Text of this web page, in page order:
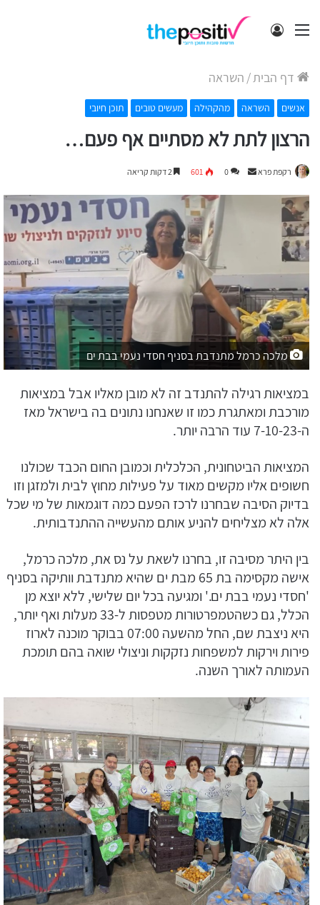
תפריט התחבר
דף הבית/ השראה
אנשים השראה מהקהילה מעשים טובים תוכן חיובי
הרצון לתת לא מסתיים אף פעם…
רקפת פרא
Send
0
601
מלכה כרמל מתנדבת בסניף חסדי נעמי בבת ים
במציאות רגילה להתנדב זה לא מובן מאליו אבל במציאות
מורכבת ומאתגרת כמו זו שאנחנו נתונים בה בישראל מאז
ה-7-10-23 עוד הרבה יותר.
המציאות הביטחונית, הכלכלית וכמובן החום הכבד שכולנו
חשופים אליו מקשים מאוד על פעילות מחוץ לבית ולמזגן וזו
בדיוק הסיבה שבחרנו לרכז הפעם כמה דוגמאות של מי שכל
אלה לא מצליחים להניע אותם מהעשייה ההתנדבותית.
בין היתר מסיבה זו, בחרנו לשאת על נס את, מלכה כרמל,
אישה מקסימה בת 65 מבת ים שהיא מתנדבת וותיקה בסניף
'חסדי נעמי בבת ים.' ומגיעה בכל יום שלישי, ללא יוצא מן
הכלל, גם כשהטמפרטורות מטפסות ל-33 מעלות ואף יותר,
היא ניצבת שם, החל מהשעה 07:00 בבוקר מוכנה לארוז
פירות וירקות למשפחות נזקקות וניצולי שואה בהם תומכת
העמותה לאורך השנה.